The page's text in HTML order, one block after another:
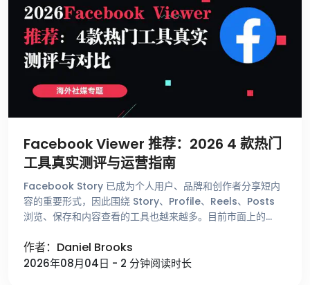
Facebook Viewer 推荐：2026 4 款热门
工具真实测评与运营指南
Facebook Story 已成为个人用户、品牌和创作者分享短内
容的重要形式，因此围绕 Story、Profile、Reels、Posts
浏览、保存和内容查看的工具也越来越多。目前市面上的
作者：Daniel Brooks
2026年08月04日 - 2 分钟阅读时长